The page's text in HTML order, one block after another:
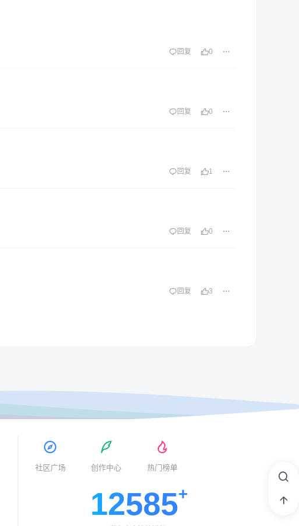
回复 0
回复 0
回复 1
回复 0
回复 3
社区广场 创作中心 热门榜单
12585